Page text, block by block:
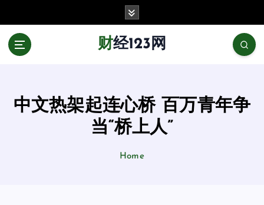
财经123网
中文热架起连心桥 百万青年争
当“桥上人”
Home